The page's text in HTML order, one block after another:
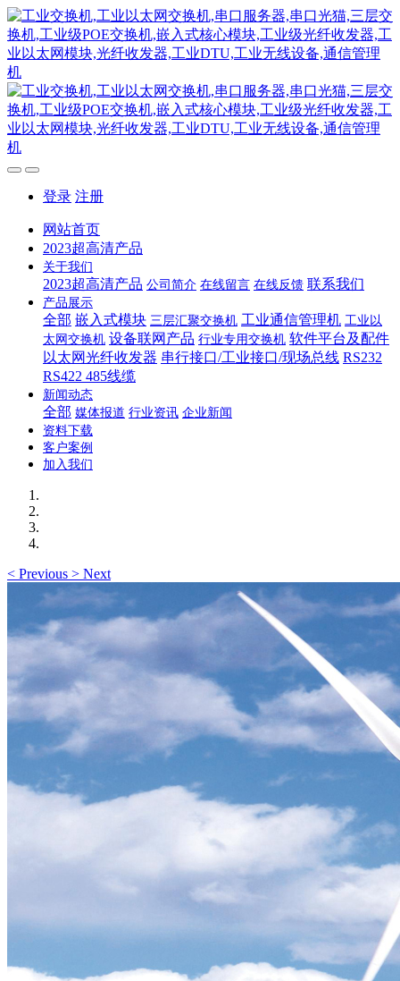
登录 注册
网站首页
2023超高清产品
关于我们
2023超高清产品 公司简介 在线留言 在线反馈 联系我们
产品展示
全部 嵌入式模块 三层汇聚交换机 工业通信管理机 工业以
太网交换机 设备联网产品 行业专用交换机 软件平台及配件
以太网光纤收发器 串行接口/工业接口/现场总线 RS232
RS422 485线缆
新闻动态
全部 媒体报道 行业资讯 企业新闻
资料下载
客户案例
加入我们
< Previous > Next